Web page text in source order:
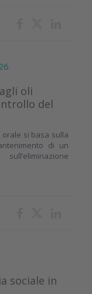
oli
del
si basa sulla
di un
sociale in